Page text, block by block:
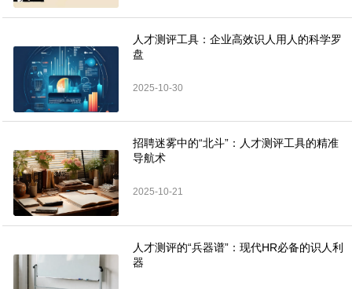
人才测评工具：企业高效识人用人的科学罗
盘
2025-10-30
招聘迷雾中的“北斗”：人才测评工具的精准
导航术
2025-10-21
人才测评的“兵器谱”：现代HR必备的识人利
器